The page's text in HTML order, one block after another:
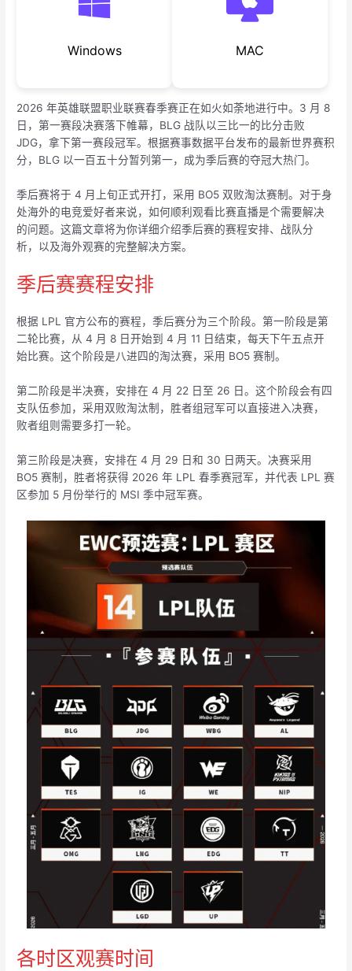
Windows MAC
2026 年英雄联盟职业联赛春季赛正在如火如荼地进行中。3 月 8
日，第一赛段决赛落下帷幕，BLG 战队以三比一的比分击败
JDG，拿下第一赛段冠军。根据赛事数据平台发布的最新世界赛积
分，BLG 以一百五十分暂列第一，成为季后赛的夺冠大热门。
季后赛将于 4 月上旬正式开打，采用 BO5 双败淘汰赛制。对于身
处海外的电竞爱好者来说，如何顺利观看比赛直播是个需要解决
的问题。这篇文章将为你详细介绍季后赛的赛程安排、战队分
析，以及海外观赛的完整解决方案。
季后赛赛程安排
根据 LPL 官方公布的赛程，季后赛分为三个阶段。第一阶段是第
二轮比赛，从 4 月 8 日开始到 4 月 11 日结束，每天下午五点开
始比赛。这个阶段是八进四的淘汰赛，采用 BO5 赛制。
第二阶段是半决赛，安排在 4 月 22 日至 26 日。这个阶段会有四
支队伍参加，采用双败淘汰制，胜者组冠军可以直接进入决赛，
败者组则需要多打一轮。
第三阶段是决赛，安排在 4 月 29 日和 30 日两天。决赛采用
BO5 赛制，胜者将获得 2026 年 LPL 春季赛冠军，并代表 LPL 赛
区参加 5 月份举行的 MSI 季中冠军赛。
各时区观赛时间